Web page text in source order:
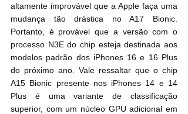
altamente improvável que a Apple faça uma
mudança tão drástica no A17 Bionic.
Portanto, é provável que a versão com o
processo N3E do chip esteja destinada aos
modelos padrão dos iPhones 16 e 16 Plus
do próximo ano. Vale ressaltar que o chip
A15 Bionic presente nos iPhones 14 e 14
Plus é uma variante de classificação
superior, com um núcleo GPU adicional em